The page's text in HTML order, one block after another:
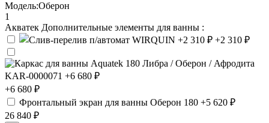
Модель:Оберон
1
Акватек Дополнительные элементы для ванны :
+2 310 ₽
+6 680 ₽
Фронтальный экран для ванны Оберон 180 +5 620 ₽
26 840 ₽